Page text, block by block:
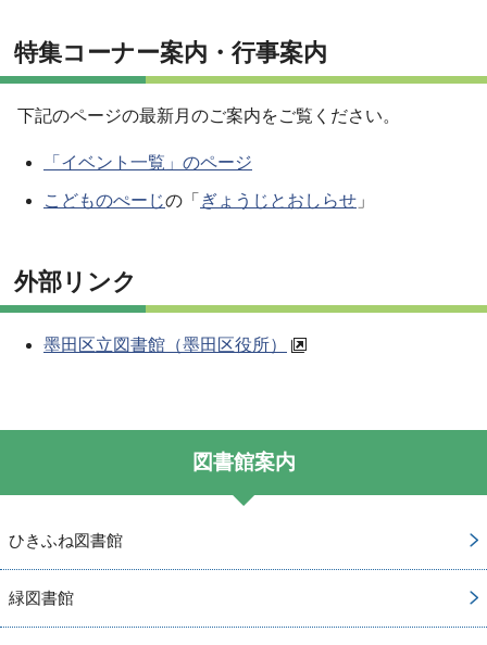
特集コーナー案内・行事案内
下記のページの最新月のご案内をご覧ください。
「イベント一覧」のページ
こどものぺーじの「 ぎょうじとおしらせ 」
外部リンク
墨田区立図書館（墨田区役所）
図書館案内
ひきふね図書館
緑図書館